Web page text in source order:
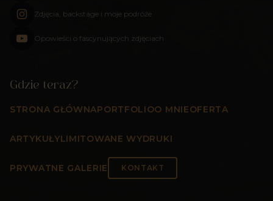
Zdjęcia, backstage i moje podróże
Opowieści o fascynujących zdjęciach
Gdzie teraz?
STRONA GŁÓWNAPORTFOLIOO MNIEOFERTA
ARTYKUŁYLIMITOWANE WYDRUKI
PRYWATNE GALERIE KONTAKT